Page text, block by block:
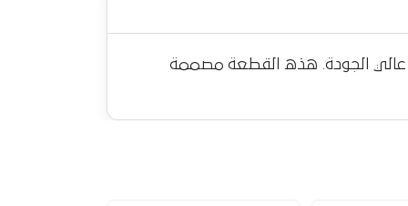
كيا سبورتاج - هيونداى توسان كامله بالفيشه والحساس صينى ضمان 6 شهور عالي الجودة. هذه القطعة مصممة